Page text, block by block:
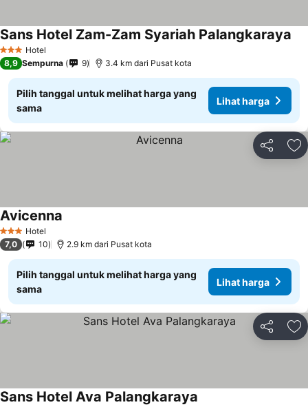
3 BintangHotel
Sans Hotel Zam-Zam Syariah Palangkaraya
8,9 Sempurna 9 3.4 km dari Pusat kota
Pilih tanggal untuk melihat harga yang
sama
Lihat harga
Bagikan
3 BintangHotel
Avicenna
7,0 10 2.9 km dari Pusat kota
Pilih tanggal untuk melihat harga yang
sama
Lihat harga
Bagikan
Sans Hotel Ava Palangkaraya